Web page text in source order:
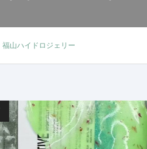
福山ハイドロジェリー